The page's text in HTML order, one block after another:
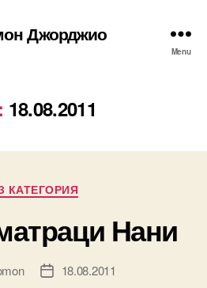
Джорджио
Menu
18.08.2011
Categories
КАТЕГОРИЯ
Нани
Post18.08.2011